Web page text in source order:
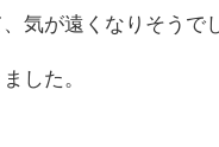
気が遠くなりそうで
した。